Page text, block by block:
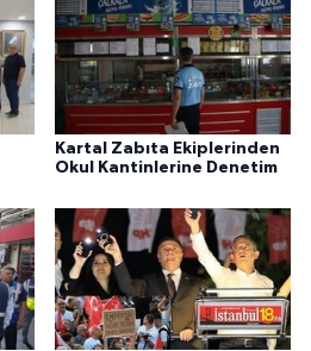
Kartal Zabıta Ekiplerinden
Okul Kantinlerine Denetim